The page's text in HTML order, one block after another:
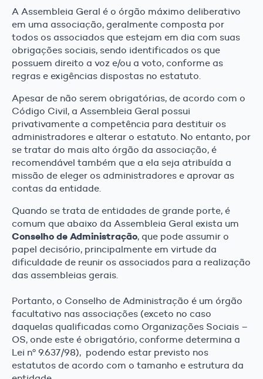
A Assembleia Geral é o órgão máximo deliberativo
em uma associação, geralmente composta por
todos os associados que estejam em dia com suas
obrigações sociais, sendo identificados os que
possuem direito a voz e/ou a voto, conforme as
regras e exigências dispostas no estatuto.
Apesar de não serem obrigatórias, de acordo com o
Código Civil, a Assembleia Geral possui
privativamente a competência para destituir os
administradores e alterar o estatuto. No entanto, por
se tratar do mais alto órgão da associação, é
recomendável também que a ela seja atribuída a
missão de eleger os administradores e aprovar as
contas da entidade.
Quando se trata de entidades de grande porte, é
comum que abaixo da Assembleia Geral exista um
Conselho de Administração, que pode assumir o
papel decisório, principalmente em virtude da
dificuldade de reunir os associados para a realização
das assembleias gerais.
Portanto, o Conselho de Administração é um órgão
facultativo nas associações (exceto no caso
daquelas qualificadas como Organizações Sociais –
OS, onde este é obrigatório, conforme determina a
Lei nº 9.637/98), podendo estar previsto nos
estatutos de acordo com o tamanho e estrutura da